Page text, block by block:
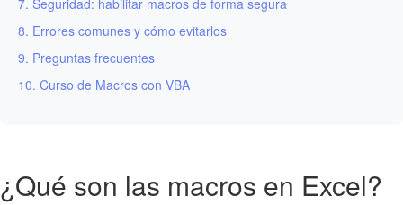
7. Seguridad: habilitar macros de forma segura
8. Errores comunes y cómo evitarlos
9. Preguntas frecuentes
10. Curso de Macros con VBA
¿Qué son las macros en Excel?